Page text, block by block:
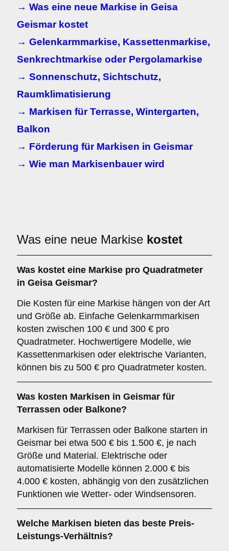
→ Was eine neue Markise in Geisa
Geismar kostet
→ Gelenkarmmarkise, Kassettenmarkise,
Senkrechtmarkise oder Pergolamarkise
→ Sonnenschutz, Sichtschutz,
Raumklimatisierung
→ Markisen für Terrasse, Wintergarten,
Balkon
→ Förderung für Markisen in Geismar
→ Wie man Markisenbauer wird
Was eine neue Markise kostet
Was kostet eine Markise pro Quadratmeter
in Geisa Geismar?
Die Kosten für eine Markise hängen von der Art
und Größe ab. Einfache Gelenkarmmarkisen
kosten zwischen 100 € und 300 € pro
Quadratmeter. Hochwertigere Modelle, wie
Kassettenmarkisen oder elektrische Varianten,
können bis zu 500 € pro Quadratmeter kosten.
Was kosten Markisen in Geismar für
Terrassen oder Balkone?
Markisen für Terrassen oder Balkone starten in
Geismar bei etwa 500 € bis 1.500 €, je nach
Größe und Material. Elektrische oder
automatisierte Modelle können 2.000 € bis
4.000 € kosten, abhängig von den zusätzlichen
Funktionen wie Wetter- oder Windsensoren.
Welche Markisen bieten das beste Preis-
Leistungs-Verhältnis?